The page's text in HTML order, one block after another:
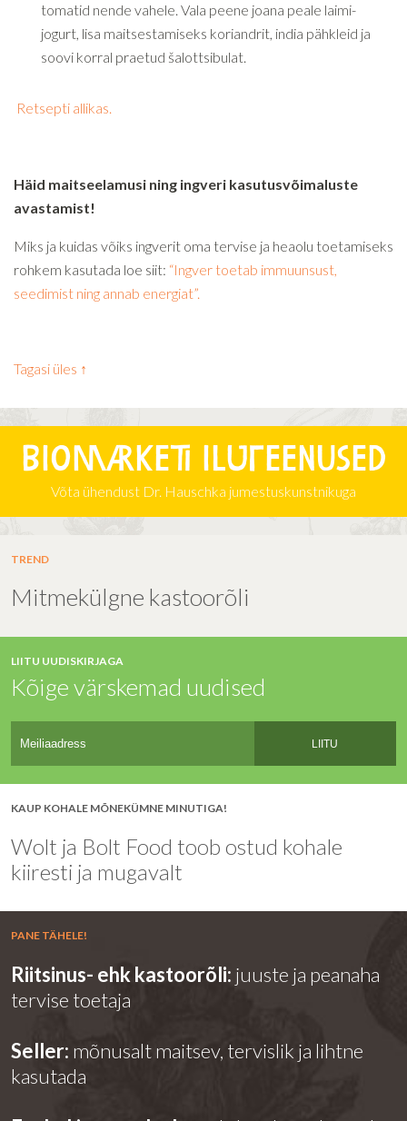
tomatid nende vahele. Vala peene joana peale laimi-
jogurt, lisa maitsestamiseks koriandrit, india pähkleid ja
soovi korral praetud šalottsibulat.
Retsepti allikas.
Häid maitseelamusi ning ingveri kasutusvõimaluste
avastamist!
Miks ja kuidas võiks ingverit oma tervise ja heaolu toetamiseks
rohkem kasutada loe siit: “Ingver toetab immuunsust,
seedimist ning annab energiat”.
Tagasi üles ↑
Biomarketi iluteenused
Võta ühendust Dr. Hauschka jumestuskunstnikuga
TREND
Mitmekülgne kastoorõli
LIITU UUDISKIRJAGA
Kõige värskemad uudised
LIITU
KAUP KOHALE MÕNEKÜMNE MINUTIGA!
Wolt ja Bolt Food toob ostud kohale
kiiresti ja mugavalt
PANE TÄHELE!
Riitsinus- ehk kastoorõli: juuste ja peanaha
tervise toetaja
Seller: mõnusalt maitsev, tervislik ja lihtne
kasutada